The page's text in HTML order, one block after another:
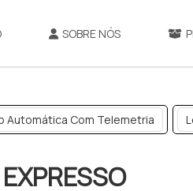
SOBRE NÓS
Automática Com Telemetria